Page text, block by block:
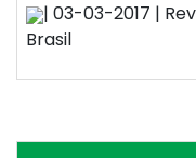
| 03-03-2017 |
Brasil